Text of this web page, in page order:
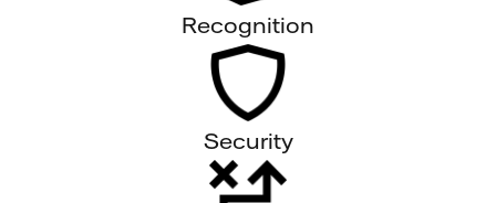
Recognition
Security